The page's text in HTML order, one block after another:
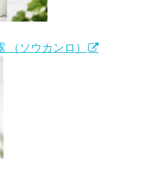
ソウカンロ）